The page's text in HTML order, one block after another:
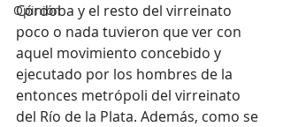
Opinión
Córdoba y el resto del virreinato
poco o nada tuvieron que ver con
aquel movimiento concebido y
ejecutado por los hombres de la
entonces metrópoli del virreinato
del Río de la Plata. Además, como se